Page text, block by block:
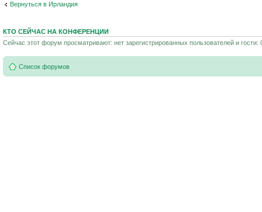
Вернуться в Ирландия
КТО СЕЙЧАС НА КОНФЕРЕНЦИИ
Сейчас этот форум просматривают: нет зарегистрированных пользователей и гости:
Список форумов